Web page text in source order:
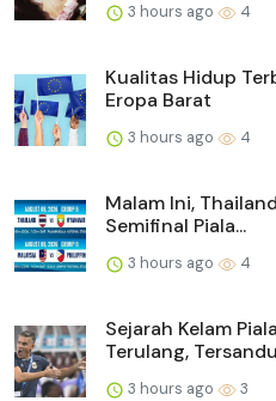
3 hours ago 4
Kualitas Hidup
Eropa Barat
3 hours ago 4
Malam Ini,
Semifinal Piala...
3 hours ago 4
Sejarah Kelam
Terulang,
3 hours ago 3